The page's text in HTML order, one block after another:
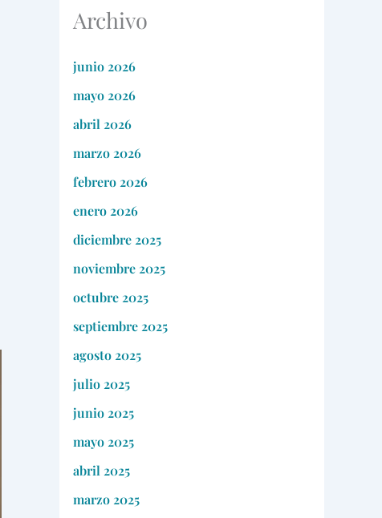
Archivo
junio 2026
mayo 2026
abril 2026
marzo 2026
febrero 2026
enero 2026
diciembre 2025
noviembre 2025
octubre 2025
septiembre 2025
agosto 2025
julio 2025
junio 2025
mayo 2025
abril 2025
marzo 2025